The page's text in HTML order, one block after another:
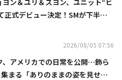
正式デビュー決定！SMが下半期
2026/08/05 07:56
、アメリカでの日常を公開…飾ら
まる「ありのままの姿を見せた